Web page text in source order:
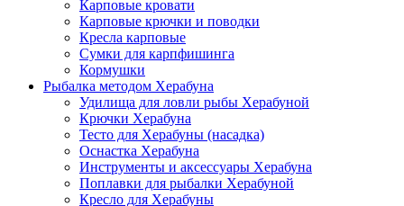
Карповые кровати
Карповые крючки и поводки
Кресла карповые
Сумки для карпфишинга
Кормушки
Рыбалка методом Херабуна
Удилища для ловли рыбы Херабуной
Крючки Херабуна
Тесто для Херабуны (насадка)
Оснастка Херабуна
Инструменты и аксессуары Херабуна
Поплавки для рыбалки Херабуной
Кресло для Херабуны